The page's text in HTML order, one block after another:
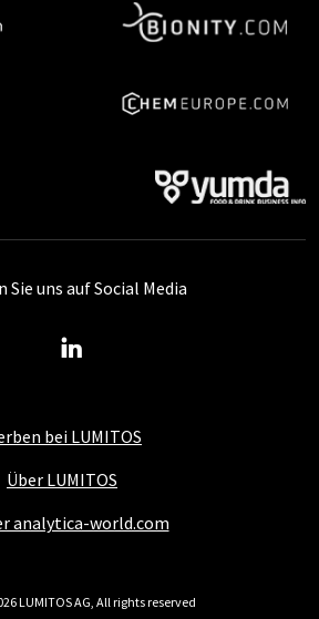
bei LUMITOS
Über LUMITOS
analytica-world.com
Sie uns auf Social Media
LUMITOS AG, All rights reserved